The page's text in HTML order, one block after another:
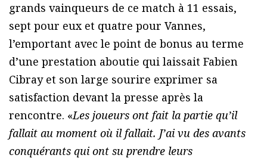
grands vainqueurs de ce match à 11 essais,
sept pour eux et quatre pour Vannes,
l’emportant avec le point de bonus au terme
d’une prestation aboutie qui laissait Fabien
Cibray et son large sourire exprimer sa
satisfaction devant la presse après la
rencontre. «Les joueurs ont fait la partie qu’il
fallait au moment où il fallait. J’ai vu des avants
conquérants qui ont su prendre leurs